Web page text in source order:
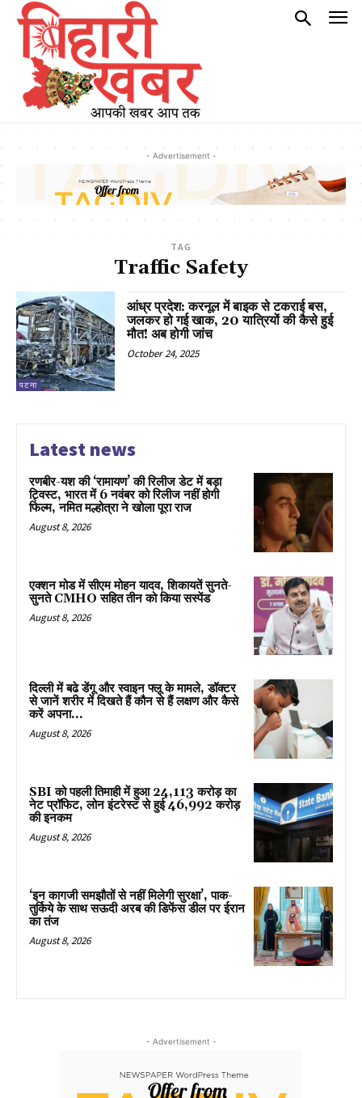
- Advertisement -
TAG
Traffic Safety
पटना
आंध्र प्रदेश: करनूल में बाइक से टकराई बस,
जलकर हो गई खाक, 20 यात्रियों की कैसे हुई
मौत! अब होगी जांच
October 24, 2025
Latest news
रणबीर-यश की ‘रामायण’ की रिलीज डेट में बड़ा
ट्विस्ट, भारत में 6 नवंबर को रिलीज नहीं होगी
फिल्म, नमित मल्होत्रा ने खोला पूरा राज
August 8, 2026
एक्शन मोड में सीएम मोहन यादव, शिकायतें सुनते-
सुनते CMHO सहित तीन को किया सस्पेंड
August 8, 2026
दिल्ली में बढे डेंगू और स्वाइन फ्लू के मामले, डॉक्टर
से जानें शरीर में दिखते हैं कौन से हैं लक्षण और कैसे
करें अपना...
August 8, 2026
SBI को पहली तिमाही में हुआ ₹24,113 करोड़ का
नेट प्रॉफिट, लोन इंटरेस्ट से हुई ₹46,992 करोड़
की इनकम
August 8, 2026
‘इन कागजी समझौतों से नहीं मिलेगी सुरक्षा’, पाक-
तुर्किये के साथ सऊदी अरब की डिफेंस डील पर ईरान
का तंज
August 8, 2026
- Advertisement -